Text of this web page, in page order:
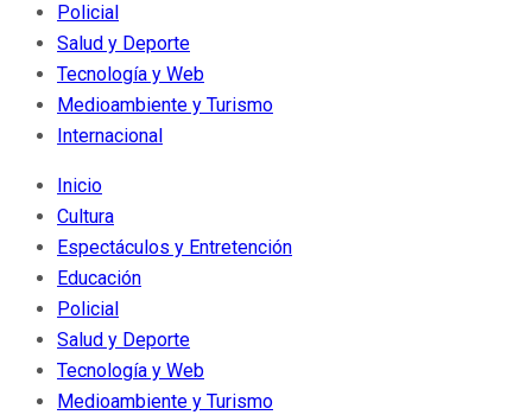
Policial
Salud y Deporte
Tecnología y Web
Medioambiente y Turismo
Internacional
Inicio
Cultura
Espectáculos y Entretención
Educación
Policial
Salud y Deporte
Tecnología y Web
Medioambiente y Turismo